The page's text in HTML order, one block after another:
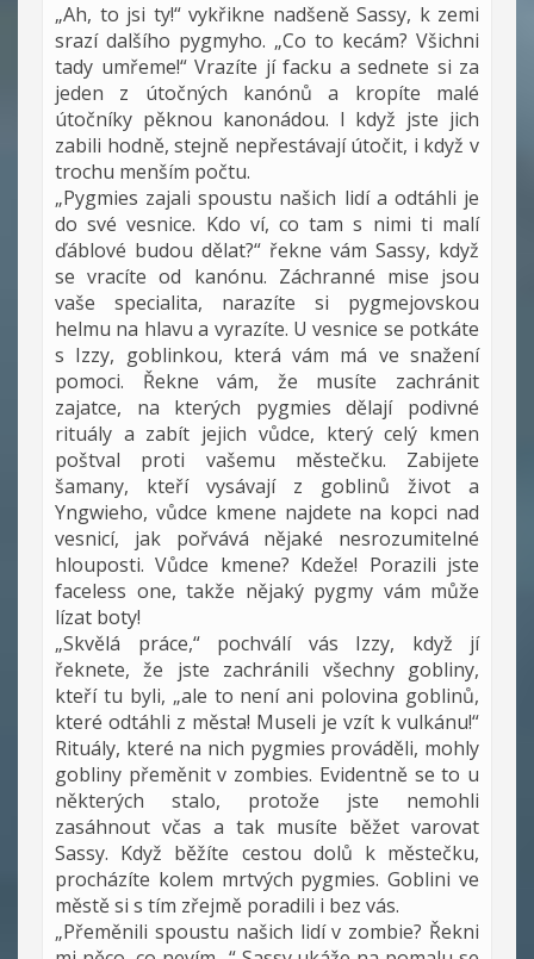
„Ah, to jsi ty!“ vykřikne nadšeně Sassy, k zemi
srazí dalšího pygmyho. „Co to kecám? Všichni
tady umřeme!“ Vrazíte jí facku a sednete si za
jeden z útočných kanónů a kropíte malé
útočníky pěknou kanonádou. I když jste jich
zabili hodně, stejně nepřestávají útočit, i když v
trochu menším počtu.
„Pygmies zajali spoustu našich lidí a odtáhli je
do své vesnice. Kdo ví, co tam s nimi ti malí
ďáblové budou dělat?“ řekne vám Sassy, když
se vracíte od kanónu. Záchranné mise jsou
vaše specialita, narazíte si pygmejovskou
helmu na hlavu a vyrazíte. U vesnice se potkáte
s Izzy, goblinkou, která vám má ve snažení
pomoci. Řekne vám, že musíte zachránit
zajatce, na kterých pygmies dělají podivné
rituály a zabít jejich vůdce, který celý kmen
poštval proti vašemu městečku. Zabijete
šamany, kteří vysávají z goblinů život a
Yngwieho, vůdce kmene najdete na kopci nad
vesnicí, jak pořvává nějaké nesrozumitelné
hlouposti. Vůdce kmene? Kdeže! Porazili jste
faceless one, takže nějaký pygmy vám může
lízat boty!
„Skvělá práce,“ pochválí vás Izzy, když jí
řeknete, že jste zachránili všechny gobliny,
kteří tu byli, „ale to není ani polovina goblinů,
které odtáhli z města! Museli je vzít k vulkánu!“
Rituály, které na nich pygmies prováděli, mohly
gobliny přeměnit v zombies. Evidentně se to u
některých stalo, protože jste nemohli
zasáhnout včas a tak musíte běžet varovat
Sassy. Když běžíte cestou dolů k městečku,
procházíte kolem mrtvých pygmies. Goblini ve
městě si s tím zřejmě poradili i bez vás.
„Přeměnili spoustu našich lidí v zombie? Řekni